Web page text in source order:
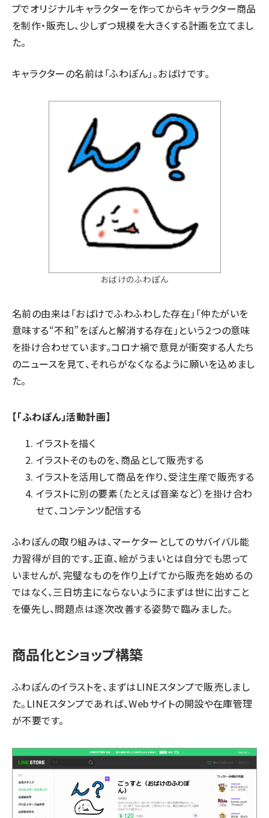
ブでオリジナルキャラクターを作ってからキャラクター商品
を制作・販売し、少しずつ規模を大きくする計画を立てまし
た。
キャラクターの名前は「ふわぽん」。おばけです。
おばけのふわぽん
名前の由来は「おばけでふわふわした存在」「仲たがいを
意味する“不和”をぽんと解消する存在」という２つの意味
を掛け合わせています。コロナ禍で意見が衝突する人たち
のニュースを見て、それらがなくなるように願いを込めまし
た。
【「ふわぽん」活動計画】
イラストを描く
イラストそのものを、商品として販売する
イラストを活用して商品を作り、受注生産で販売する
イラストに別の要素（たとえば音楽など）を掛け合わ
せて、コンテンツ配信する
ふわぽんの取り組みは、マーケターとしてのサバイバル能
力習得が目的です。正直、絵がうまいとは自分でも思って
いませんが、完璧なものを作り上げてから販売を始めるの
ではなく、三日坊主にならないようにまずは世に出すこと
を優先し、問題点は逐次改善する姿勢で臨みました。
商品化とショップ構築
ふわぽんのイラストを、まずはLINEスタンプで販売しまし
た。LINEスタンプであれば、Webサイトの開設や在庫管理
が不要です。